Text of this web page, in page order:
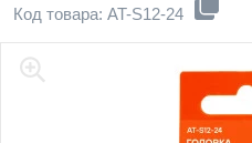
Код товара: AT-S12-24